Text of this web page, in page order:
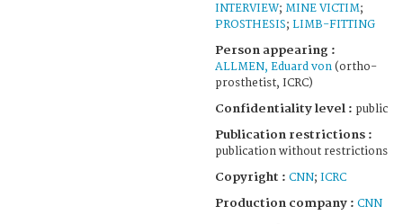
INTERVIEW; MINE VICTIM;
PROSTHESIS; LIMB-FITTING
Person appearing :
ALLMEN, Eduard von (ortho-
prosthetist, ICRC)
Confidentiality level : public
Publication restrictions :
publication without restrictions
Copyright : CNN; ICRC
Production company : CNN